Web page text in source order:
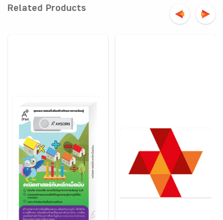
Related Products